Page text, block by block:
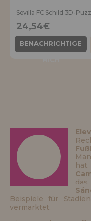
neuer
Wenn Sie ein Konto auf
Einkäufe schnell in
Ich möchte mich
neuer
Sind Sie ein Profi oder ein
Produkte in Ihrem
Händler und erfahren Sie
mit speziellen Rabatten für
Sevilla FC Schild 3D-
24,54€
BENACHRICHTIGE
Beispiele für
vermarktet.